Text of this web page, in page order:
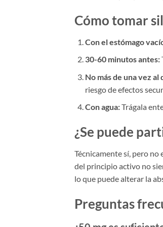
Cómo tomar
Con el estómago
30-60 minutos antes:
No más de una vez al
riesgo de efectos
Con agua:Trágala
¿Se puede
Técnicamente sí, pero
del principio activo no
lo que puede alterar la
Preguntas